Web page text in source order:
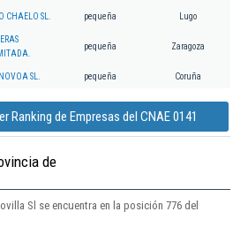
CHAELO SL. pequeña Lugo
pequeña Zaragoza
SL. pequeña Coruña
Ranking de Empresas del CNAE 0141
de
Sl se encuentra en la posición 776 del